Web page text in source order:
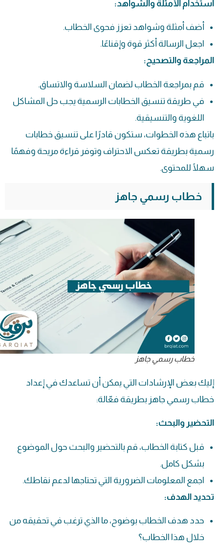
استخدام الأمثلة والشواهد:
أضف أمثلة وشواهد تعزز فحوى الخطاب.
اجعل الرسالة أكثر قوة وإقناعًا.
المراجعة والتصحيح:
قم بمراجعة الخطاب لضمان السلاسة والاتساق.
في طريقة تنسيق الخطابات الرسمية يجب حل المشاكل
اللغوية والتنسيقية.
باتباع هذه الخطوات، ستكون قادرًا على تنسيق خطابات
رسمية بطريقة تعكس الاحتراف وتوفر قراءة مريحة وفهمًا
سهلًا للمحتوى.
خطاب رسمي جاهز
خطاب رسمي جاهز
إليك بعض الإرشادات التي يمكن أن تساعدك في إعداد
خطاب رسمي جاهز بطريقة فعّالة:
التحضير والبحث:
قبل كتابة الخطاب، قم بالتحضير والبحث حول الموضوع
بشكل كامل.
اجمع المعلومات الضرورية التي تحتاجها لدعم نقاطك.
تحديد الهدف:
حدد هدف الخطاب بوضوح، ما الذي ترغب في تحقيقه من
خلال هذا الخطاب؟